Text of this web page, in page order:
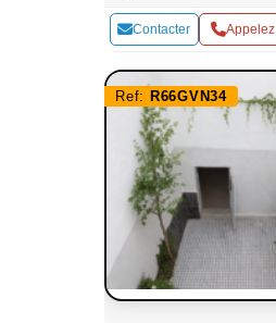
Contacter Appelez
Ref: R66GVN34